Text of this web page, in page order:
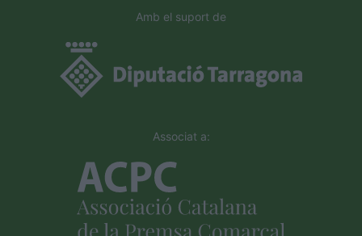
Amb el suport de
Associat a: